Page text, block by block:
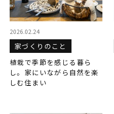
2026.02.24
家づくりのこと
植栽で季節を感じる暮ら
し。家にいながら自然を楽
しむ住まい